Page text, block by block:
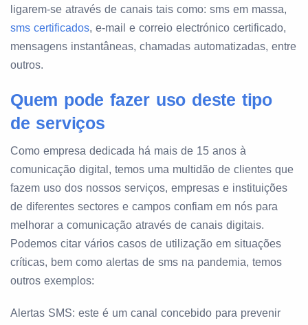
ligarem-se através de canais tais como: sms em massa,
sms certificados, e-mail e correio electrónico certificado,
mensagens instantâneas, chamadas automatizadas, entre
outros.
Quem pode fazer uso deste tipo
de serviços
Como empresa dedicada há mais de 15 anos à
comunicação digital, temos uma multidão de clientes que
fazem uso dos nossos serviços, empresas e instituições
de diferentes sectores e campos confiam em nós para
melhorar a comunicação através de canais digitais.
Podemos citar vários casos de utilização em situações
críticas, bem como alertas de sms na pandemia, temos
outros exemplos:
Alertas SMS: este é um canal concebido para prevenir